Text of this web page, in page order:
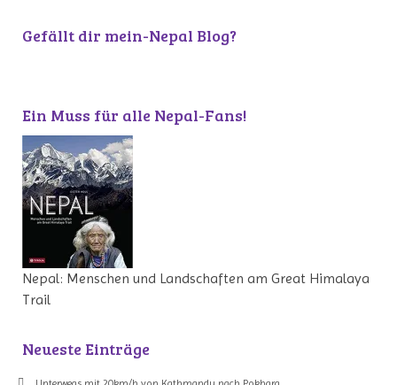
Gefällt dir mein-Nepal Blog?
Ein Muss für alle Nepal-Fans!
Nepal: Menschen und Landschaften am Great Himalaya
Trail
Neueste Einträge